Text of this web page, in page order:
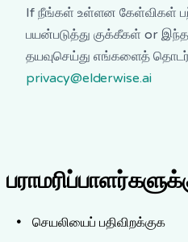
If நீங்கள் உள்ளன கேள்விகள்
பயன்படுத்து குக்கீகள் or
தயவுசெய்து எங்களைத்
privacy@elderwise.ai
செயலியைப் பதிவிறக்குக